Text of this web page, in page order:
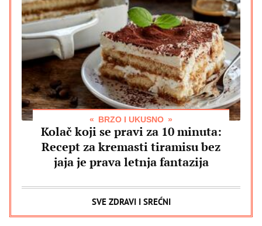
BRZO I UKUSNO
Kolač koji se pravi za 10 minuta:
Recept za kremasti tiramisu bez
jaja je prava letnja fantazija
SVE ZDRAVI I SREĆNI